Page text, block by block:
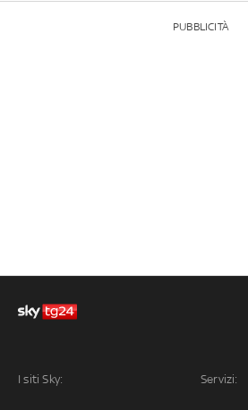
PUBBLICITÀ
I siti Sky: Servizi: